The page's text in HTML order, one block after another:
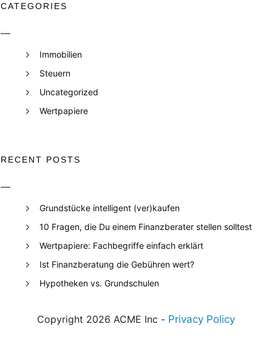
CATEGORIES
Immobilien
Steuern
Uncategorized
Wertpapiere
RECENT POSTS
Grundstücke intelligent (ver)kaufen
10 Fragen, die Du einem Finanzberater stellen solltest
Wertpapiere: Fachbegriffe einfach erklärt
Ist Finanzberatung die Gebühren wert?
Hypotheken vs. Grundschulen
Copyright 2026 ACME Inc - Privacy Policy